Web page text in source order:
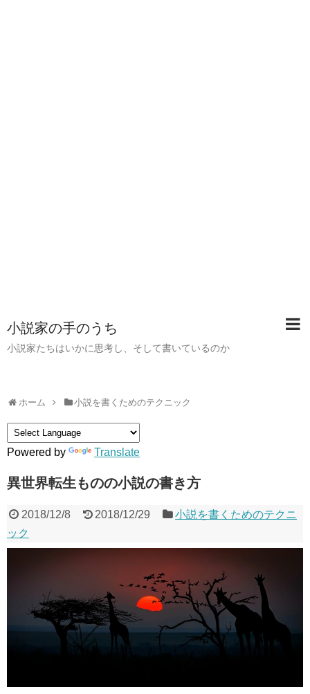
小説家の手のうち
小説家たちはいかに思考し、そして書いているのか
ホーム 小説を書くためのテクニック
Powered by Translate
異世界転生ものの小説の書き方
2018/12/8 2018/12/29
小説を書くためのテクニ
ック